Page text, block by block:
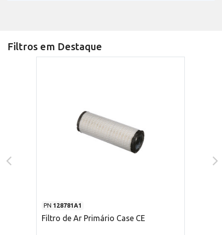
Filtros em Destaque
PN 128781A1
Filtro de Ar Primário Case CE